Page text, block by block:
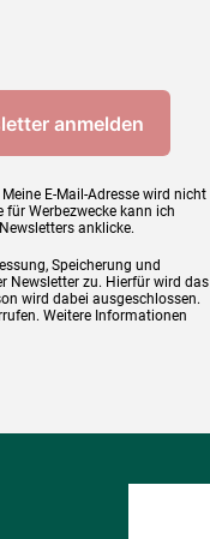
E-Mail-Adresse wird nicht
Werbezwecke kann ich
anklicke.
Speicherung und
Newsletter zu. Hierfür wird das
wird dabei ausgeschlossen.
Weitere Informationen